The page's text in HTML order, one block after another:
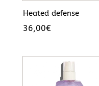
Heated defense
36,00€